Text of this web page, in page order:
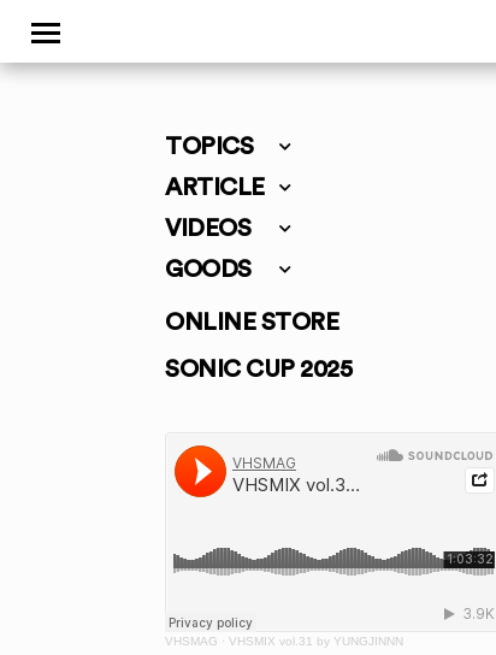
TOPICS
ARTICLE
VIDEOS
GOODS
ONLINE STORE
SONIC CUP 2025
VHSMAG · VHSMIX vol.31 by YUNGJINNN